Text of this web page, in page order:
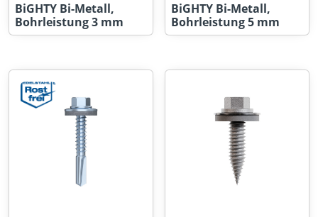
BiGHTY Bi-Metall,
Bohrleistung 3 mm
BiGHTY Bi-Metall,
Bohrleistung 5 mm